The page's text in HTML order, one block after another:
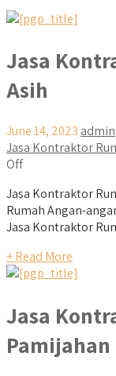
Jasa
Asih
June 14, 2023 admin
Jasa Kontraktor
Off
Jasa Kontraktor
Rumah Angan-
Jasa Kontraktor
+ Read More
Jasa
Pamijahan